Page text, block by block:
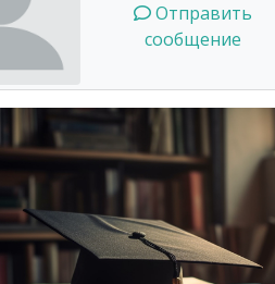
Отправить
сообщение